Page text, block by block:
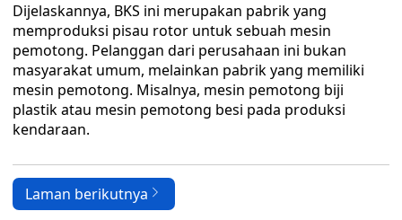
Dijelaskannya, BKS ini merupakan pabrik yang
memproduksi pisau rotor untuk sebuah mesin
pemotong. Pelanggan dari perusahaan ini bukan
masyarakat umum, melainkan pabrik yang memiliki
mesin pemotong. Misalnya, mesin pemotong biji
plastik atau mesin pemotong besi pada produksi
kendaraan.
Laman berikutnya